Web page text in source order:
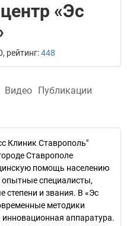
«Эс
рейтинг:448
Видео Публикации
Клиник Ставрополь"
Ставрополе
помощь населению
опытные специалисты,
степени и звания. В «Эс
методики
инновационная аппаратура.